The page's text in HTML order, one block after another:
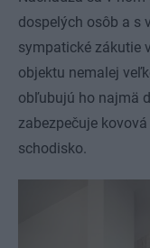
dospelých osôb a s
sympatické zákutie
objektu nemalej
obľubujú ho najmä
zabezpečuje
schodisko.